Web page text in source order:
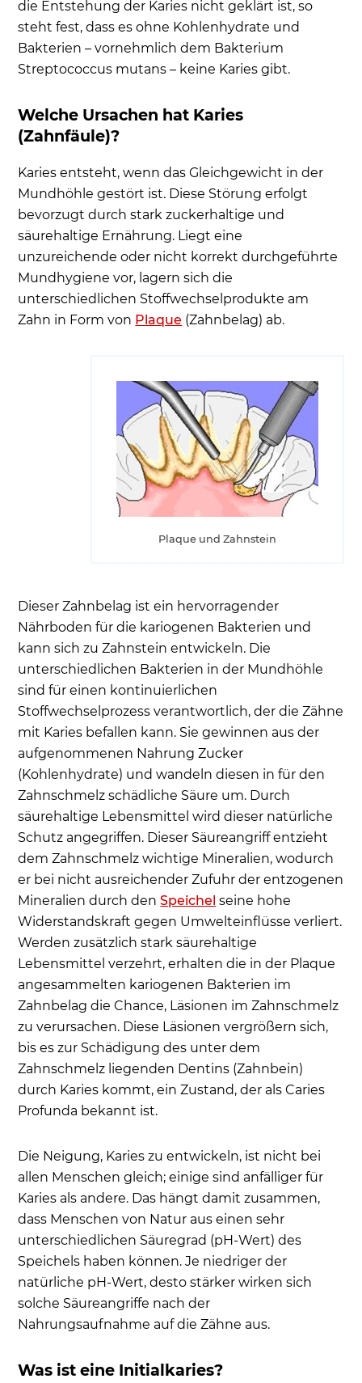
die Entstehung der Karies nicht geklärt ist, so
steht fest, dass es ohne Kohlenhydrate und
Bakterien – vornehmlich dem Bakterium
Streptococcus mutans – keine Karies gibt.
Welche Ursachen hat Karies
(Zahnfäule)?
Karies entsteht, wenn das Gleichgewicht in der
Mundhöhle gestört ist. Diese Störung erfolgt
bevorzugt durch stark zuckerhaltige und
säurehaltige Ernährung. Liegt eine
unzureichende oder nicht korrekt durchgeführte
Mundhygiene vor, lagern sich die
unterschiedlichen Stoffwechselprodukte am
Zahn in Form von Plaque (Zahnbelag) ab.
Plaque und Zahnstein
Dieser Zahnbelag ist ein hervorragender
Nährboden für die kariogenen Bakterien und
kann sich zu Zahnstein entwickeln. Die
unterschiedlichen Bakterien in der Mundhöhle
sind für einen kontinuierlichen
Stoffwechselprozess verantwortlich, der die Zähne
mit Karies befallen kann. Sie gewinnen aus der
aufgenommenen Nahrung Zucker
(Kohlenhydrate) und wandeln diesen in für den
Zahnschmelz schädliche Säure um. Durch
säurehaltige Lebensmittel wird dieser natürliche
Schutz angegriffen. Dieser Säureangriff entzieht
dem Zahnschmelz wichtige Mineralien, wodurch
er bei nicht ausreichender Zufuhr der entzogenen
Mineralien durch denSpeichel seine hohe
Widerstandskraft gegen Umwelteinflüsse verliert.
Werden zusätzlich stark säurehaltige
Lebensmittel verzehrt, erhalten die in der Plaque
angesammelten kariogenen Bakterien im
Zahnbelag die Chance, Läsionen im Zahnschmelz
zu verursachen. Diese Läsionen vergrößern sich,
bis es zur Schädigung des unter dem
Zahnschmelz liegenden Dentins (Zahnbein)
durch Karies kommt, ein Zustand, der als Caries
Profunda bekannt ist.
Die Neigung, Karies zu entwickeln, ist nicht bei
allen Menschen gleich; einige sind anfälliger für
Karies als andere. Das hängt damit zusammen,
dass Menschen von Natur aus einen sehr
unterschiedlichen Säuregrad (pH-Wert) des
Speichels haben können. Je niedriger der
natürliche pH-Wert, desto stärker wirken sich
solche Säureangriffe nach der
Nahrungsaufnahme auf die Zähne aus.
Was ist eine Initialkaries?